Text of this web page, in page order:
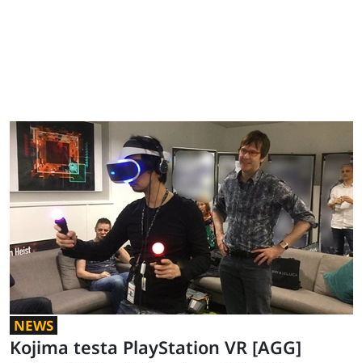
NEWS
Kojima testa PlayStation VR [AGG]